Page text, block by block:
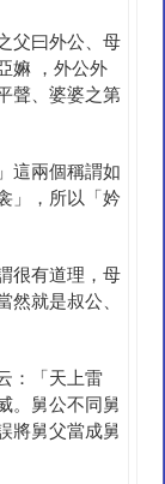
父曰外公、母
嫲 ，外公外
聲、婆婆之第
這兩個稱謂如
」，所以「妗
很有道理，母
就是叔公、
：「天上雷
。舅公不同舅
將舅父當成舅